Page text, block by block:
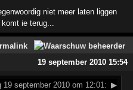
niet meer laten liggen
ie terug...
19 september 2010 15:54
19 september 2010 om 12:01: ▶